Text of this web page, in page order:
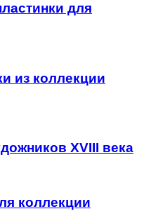
для
из коллекции
XVIII века
коллекции